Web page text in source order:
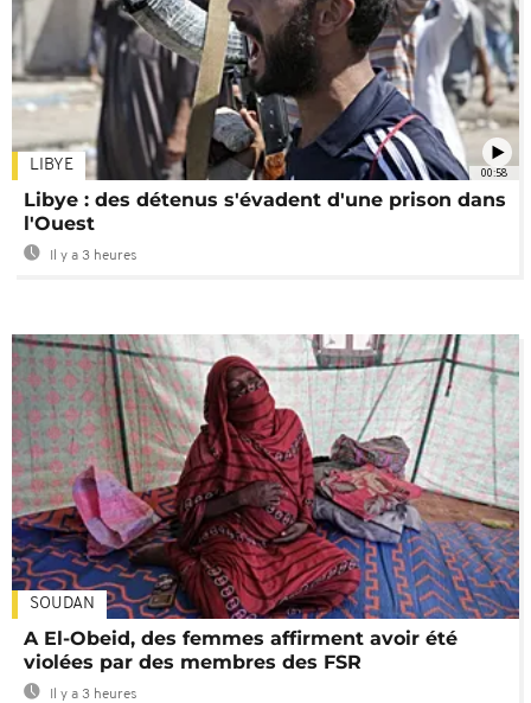
00:58
LIBYE
Libye : des détenus s'évadent d'une prison dans
l'Ouest
Il y a 3 heures
SOUDAN
A El-Obeid, des femmes affirment avoir été
violées par des membres des FSR
Il y a 3 heures